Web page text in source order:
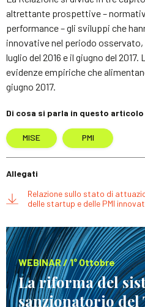
altrettante prospettive –
performance – gli sviluppi che
innovative nel periodo osservato,
luglio del 2016 e il giugno del
evidenze empiriche che
giugno 2017.
Di cosa si parla in questo articolo
MISE PMI
Allegati
Relazione sullo stato di
delle startup e delle PMI
WEBINAR / 1° Ottobre
La riforma del
sanzionatorio del